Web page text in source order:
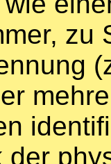
zu
der